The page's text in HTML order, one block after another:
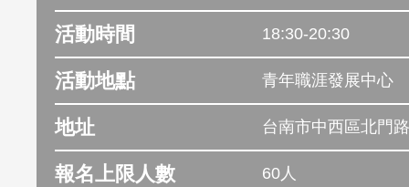
活動時間 18:30-20:30
活動地點 青年職涯發展中心
地址 台南市中西區北門
報名上限人數 60人